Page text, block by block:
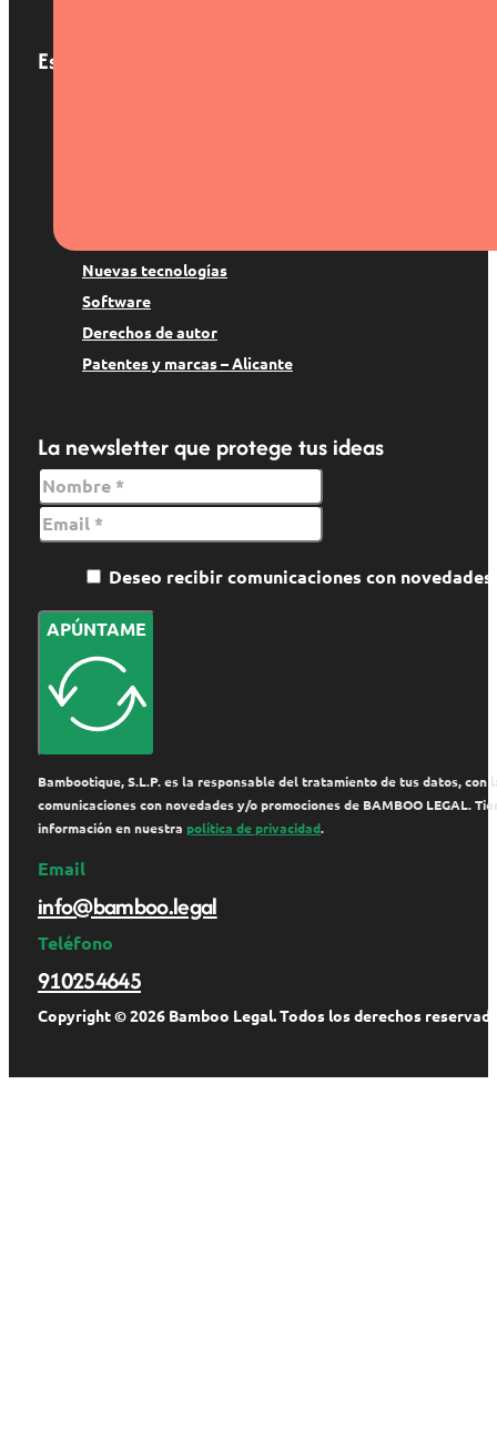
Especialización
Nuevas tecnologías
Software
Derechos de autor
Patentes y marcas – Alicante
La newsletter que protege tus ideas
Deseo recibir comunicaciones con
APÚNTAME
Bambootique, S.L.P. es la responsable del tratamiento de tus datos,
comunicaciones con novedades y/o promociones de BAMBOO LEGAL.
información en nuestra política de privacidad.
Email
info@bamboo.legal
Teléfono
910254645
Copyright © 2026 Bamboo Legal. Todos los derechos